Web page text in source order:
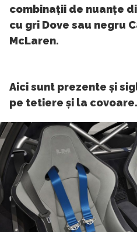
combinații de nuanțe
cu gri Dove sau negru
McLaren.
Aici sunt prezente și
pe tetiere și la covoare.